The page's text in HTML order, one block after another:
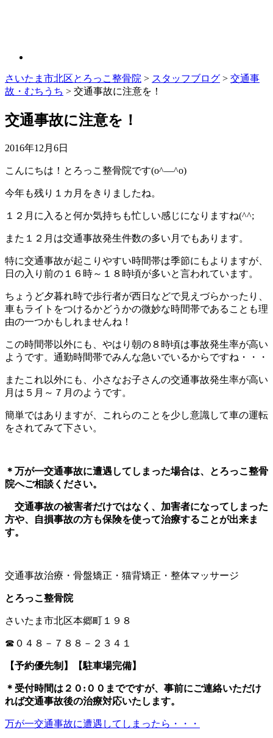
さいたま市北区とろっこ整骨院 > スタッフブログ > 交通事
故・むちうち > 交通事故に注意を！
交通事故に注意を！
2016年12月6日
こんにちは！とろっこ整骨院です(o^―^o)
今年も残り１カ月をきりましたね。
１２月に入ると何か気持ちも忙しい感じになりますね(^^;
また１２月は交通事故発生件数の多い月でもあります。
特に交通事故が起こりやすい時間帯は季節にもよりますが、
日の入り前の１６時～１８時頃が多いと言われています。
ちょうど夕暮れ時で歩行者が西日などで見えづらかったり、
車もライトをつけるかどうかの微妙な時間帯であることも理
由の一つかもしれませんね！
この時間帯以外にも、やはり朝の８時頃は事故発生率が高い
ようです。通勤時間帯でみんな急いでいるからですね・・・
またこれ以外にも、小さなお子さんの交通事故発生率が高い
月は５月～７月のようです。
簡単ではありますが、これらのことを少し意識して車の運転
をされてみて下さい。
＊万が一交通事故に遭遇してしまった場合は、とろっこ整骨
院へご相談ください。
交通事故の被害者だけではなく、加害者になってしまった
方や、自損事故の方も保険を使って治療することが出来ま
す。
交通事故治療・骨盤矯正・猫背矯正・整体マッサージ
とろっこ整骨院
さいたま市北区本郷町１９８
☎０４８－７８８－２３４１
【予約優先制】【駐車場完備】
＊受付時間は２０:００までですが、事前にご連絡いただけ
れば交通事故後の治療対応いたします。
万が一交通事故に遭遇してしまったら・・・